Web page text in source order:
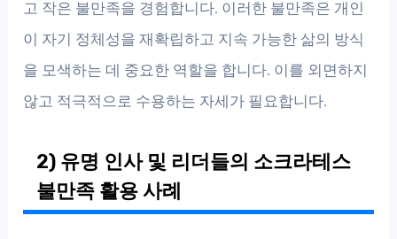
고 작은 불만족을 경험합니다. 이러한 불만족은 개인
이 자기 정체성을 재확립하고 지속 가능한 삶의 방식
을 모색하는 데 중요한 역할을 합니다. 이를 외면하지
않고 적극적으로 수용하는 자세가 필요합니다.
2) 유명 인사 및 리더들의 소크라테스
불만족 활용 사례